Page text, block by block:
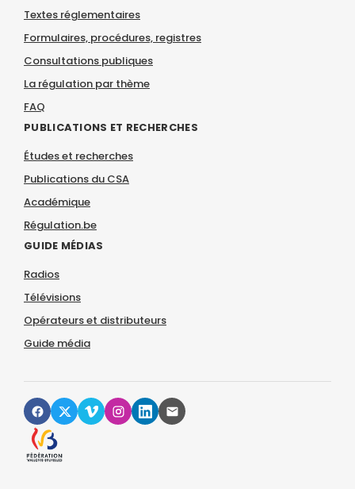
Textes réglementaires
Formulaires, procédures, registres
Consultations publiques
La régulation par thème
FAQ
PUBLICATIONS ET RECHERCHES
Études et recherches
Publications du CSA
Académique
Régulation.be
GUIDE MÉDIAS
Radios
Télévisions
Opérateurs et distributeurs
Guide média